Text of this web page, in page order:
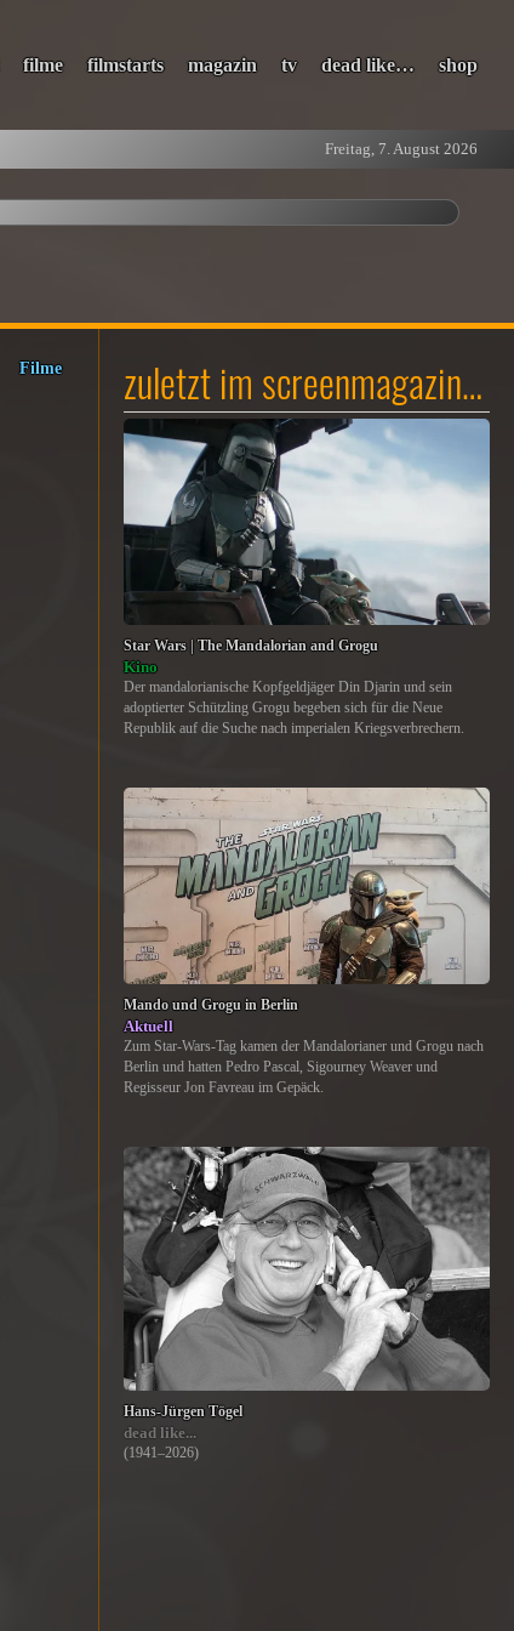
filme filmstarts magazin tv dead like… shop
Freitag, 7. August 2026
Filme zuletzt im screenmagazin…
Star Wars | The Mandalorian and Grogu
Kino
Der mandalorianische Kopfgeldjäger Din Djarin und sein
adoptierter Schützling Grogu begeben sich für die Neue
Republik auf die Suche nach imperialen Kriegsverbrechern.
Mando und Grogu in Berlin
Aktuell
Zum Star-Wars-Tag kamen der Mandalorianer und Grogu nach
Berlin und hatten Pedro Pascal, Sigourney Weaver und
Regisseur Jon Favreau im Gepäck.
Hans-Jürgen Tögel
dead like...
(1941–2026)